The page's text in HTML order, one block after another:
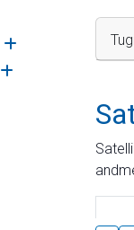
Ava alammenüü
Ava alammenüü